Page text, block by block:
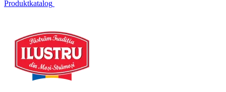
Produktkatalog